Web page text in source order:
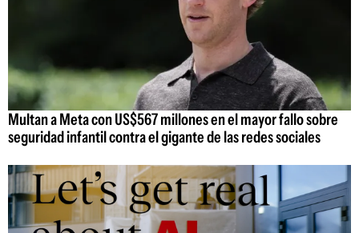
Multan a Meta con US$567 millones en el mayor fallo sobre
seguridad infantil contra el gigante de las redes sociales